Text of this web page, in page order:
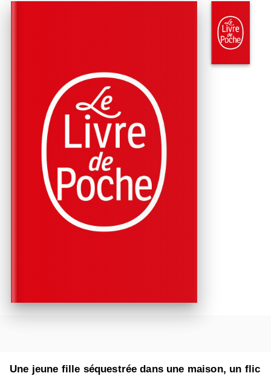
Une jeune fille séquestrée dans une maison, un flic